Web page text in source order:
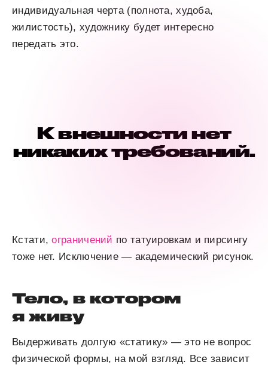
индивидуальная черта (полнота, худоба,
жилистость), художнику будет интересно
передать это.
К внешности нет
никаких требований.
Кстати,ограничений по татуировкам и пирсингу
тоже нет. Исключение — академический рисунок.
Тело, в котором
я живу
Выдерживать долгую «статику» — это не вопрос
физической формы, на мой взгляд. Все зависит